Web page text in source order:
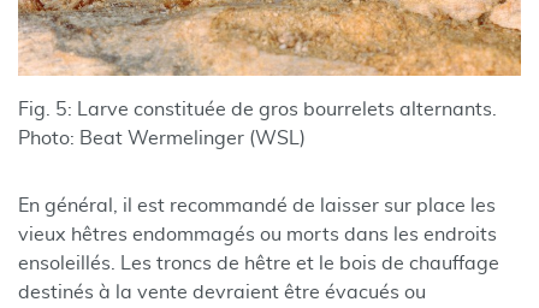
Fig. 5: Larve constituée de gros bourrelets alternants.
Photo: Beat Wermelinger (WSL)
En général, il est recommandé de laisser sur place les
vieux hêtres endommagés ou morts dans les endroits
ensoleillés. Les troncs de hêtre et le bois de chauffage
destinés à la vente devraient être évacués ou